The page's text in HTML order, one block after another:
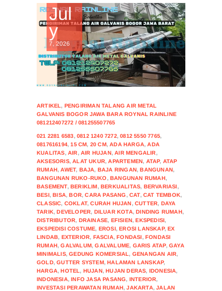
Jul
y
7, 2026
ARTIKEL, PENGIRIMAN TALANG AIR METAL
GALVANIS BOGOR JAWA BARA ROYNAL RAINLINE
081212407272 / 081255507765
021 2281 6583,0812 1240 7272,0812 5550 7765,
0817616194,15 CM, 20 CM,ADA HARGA,ADA
KUALITAS,AIR,AIR HUJAN,AIR MENGALIR,
AKSESORIS,ALAT UKUR,APARTEMEN, ATAP, ATAP
RUMAH,AWET, BAJA, BAJA RINGAN,BANGUNAN,
BANGUNAN RUKO-RUKO ,BANGUNAN RUMAH,
BASEMENT,BERIKLIM,BERKUALITAS, BERVARIASI,
BESI,BISA,BOR,CARA PASANG ,CAT,CAT TEMBOK,
CLASSIC, COKLAT,CURAH HUJAN,CUTTER, DAYA
TARIK,DEVELOPER, DILUAR KOTA,DINDING RUMAH,
DISTRIBUTOR, DRAINASE, EFISIEN,EKSPEDISI,
EKSPEDISI COSTUME, EROSI,EROSI LANSKAP,EX
LINDAB, EXTERIOR, FASCIA,FONDASI,FONDASI
RUMAH,GALVALUM,GALVALUME, GARIS ATAP,GAYA
MINIMALIS,GEDUNG KOMERSIAL, GENANGAN AIR,
GOLD,GUTTER SYSTEM,HALAMAN LANSKAP,
HARGA,HOTEL, HUJAN,HUJAN DERAS, IDONESIA,
INDONESIA,INFO JASA PASANG, INTERIOR,
INVESTASI PERAWATAN RUMAH,JAKARTA,JALAN